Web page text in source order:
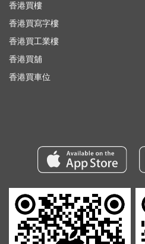
香港買樓
香港買寫字樓
香港買工業樓
香港買舖
香港買車位